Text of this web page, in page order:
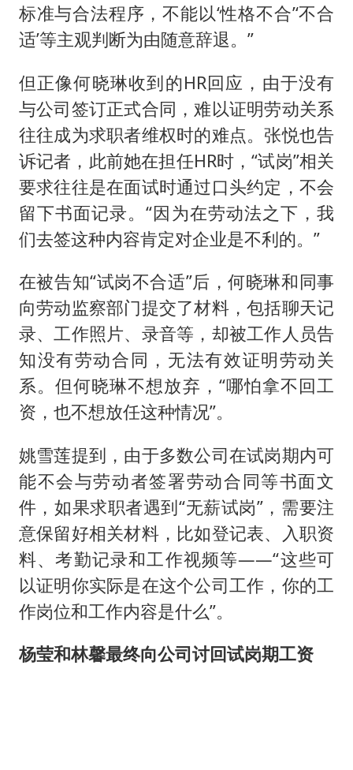
标准与合法程序，不能以‘性格不合’‘不合
适’等主观判断为由随意辞退。”
但正像何晓琳收到的HR回应，由于没有
与公司签订正式合同，难以证明劳动关系
往往成为求职者维权时的难点。张悦也告
诉记者，此前她在担任HR时，“试岗”相关
要求往往是在面试时通过口头约定，不会
留下书面记录。“因为在劳动法之下，我
们去签这种内容肯定对企业是不利的。”
在被告知“试岗不合适”后，何晓琳和同事
向劳动监察部门提交了材料，包括聊天记
录、工作照片、录音等，却被工作人员告
知没有劳动合同，无法有效证明劳动关
系。但何晓琳不想放弃，“哪怕拿不回工
资，也不想放任这种情况”。
姚雪莲提到，由于多数公司在试岗期内可
能不会与劳动者签署劳动合同等书面文
件，如果求职者遇到“无薪试岗”，需要注
意保留好相关材料，比如登记表、入职资
料、考勤记录和工作视频等——“这些可
以证明你实际是在这个公司工作，你的工
作岗位和工作内容是什么”。
杨莹和林馨最终向公司讨回试岗期工资